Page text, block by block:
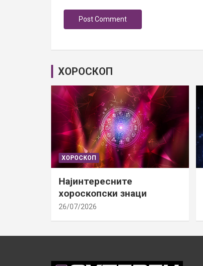
ХОРОСКОП
ХОРОСКОП
Најинтересните
хороскопски знаци
26/07/2026